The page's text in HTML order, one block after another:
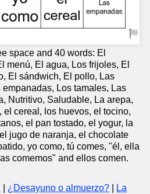
space and 40 words: El
menú, El agua, Los frijoles, El
El sándwich, El pollo, Las
Los tamales, Las
Nutritivo, Saludable, La arepa,
el cereal, los huevos, el tocino,
el pan tostado, el yogur, la
jugo de naranja, el chocolate
yo como, tú comes, "él, ella
comemos" and ellos comen.
¿Desayuno o almuerzo?
La